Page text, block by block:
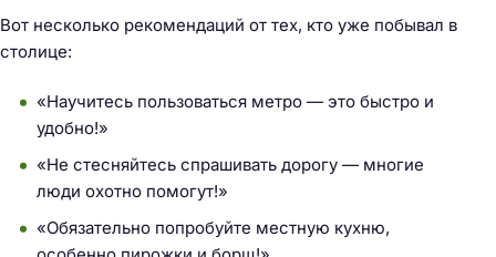
Вот несколько рекомендаций от тех, кто уже побывал в
столице:
«Научитесь пользоваться метро — это быстро и
удобно!»
«Не стесняйтесь спрашивать дорогу — многие
люди охотно помогут!»
«Обязательно попробуйте местную кухню,